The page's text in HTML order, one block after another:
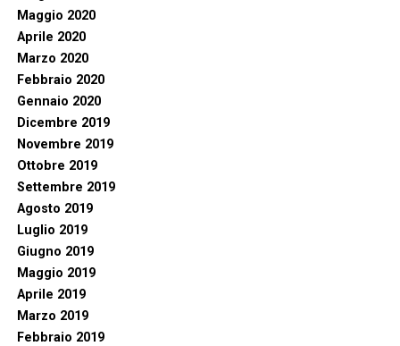
Maggio 2020
Aprile 2020
Marzo 2020
Febbraio 2020
Gennaio 2020
Dicembre 2019
Novembre 2019
Ottobre 2019
Settembre 2019
Agosto 2019
Luglio 2019
Giugno 2019
Maggio 2019
Aprile 2019
Marzo 2019
Febbraio 2019